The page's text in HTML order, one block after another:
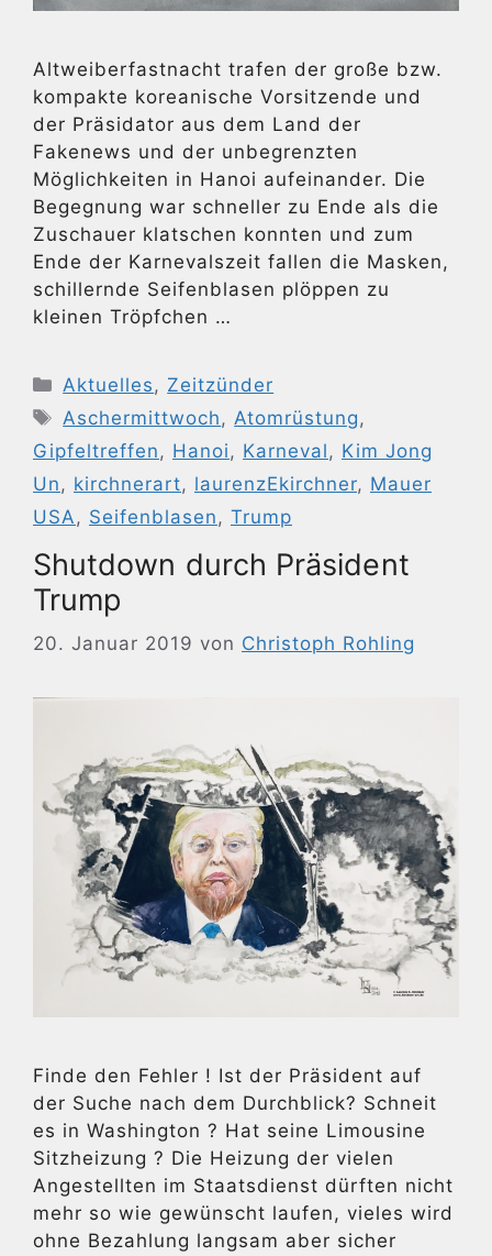
Altweiberfastnacht trafen der große bzw.
kompakte koreanische Vorsitzende und
der Präsidator aus dem Land der
Fakenews und der unbegrenzten
Möglichkeiten in Hanoi aufeinander. Die
Begegnung war schneller zu Ende als die
Zuschauer klatschen konnten und zum
Ende der Karnevalszeit fallen die Masken,
schillernde Seifenblasen plöppen zu
kleinen Tröpfchen …
Kategorien
Aktuelles , Zeitzünder
Schlagwörter
Aschermittwoch , Atomrüstung ,
Gipfeltreffen , Hanoi , Karneval , Kim Jong
Un , kirchnerart, laurenzEkirchner, Mauer
USA , Seifenblasen , Trump
Shutdown durch Präsident
Trump
20. Januar 2019 von Christoph Rohling
Finde den Fehler ! Ist der Präsident auf
der Suche nach dem Durchblick? Schneit
es in Washington ? Hat seine Limousine
Sitzheizung ? Die Heizung der vielen
Angestellten im Staatsdienst dürften nicht
mehr so wie gewünscht laufen, vieles wird
ohne Bezahlung langsam aber sicher